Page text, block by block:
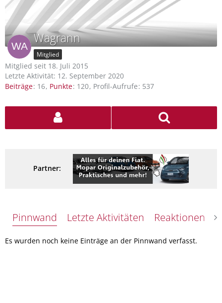
Wagrann
Mitglied
Mitglied seit 18. Juli 2015
Letzte Aktivität: 12. September 2020
Beiträge 16 Punkte 120 Profil-Aufrufe 537
Partner:
Pinnwand Letzte Aktivitäten Reaktionen
Es wurden noch keine Einträge an der Pinnwand verfasst.